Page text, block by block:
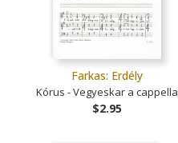
Farkas: Erdély
Kórus - Vegyeskar a cappella
$2.95